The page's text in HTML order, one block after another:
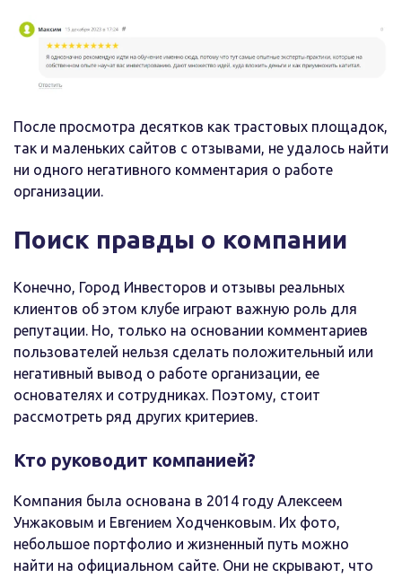
После просмотра десятков как трастовых площадок,
так и маленьких сайтов с отзывами, не удалось найти
ни одного негативного комментария о работе
организации.
Поиск правды о компании
Конечно, Город Инвесторов и отзывы реальных
клиентов об этом клубе играют важную роль для
репутации. Но, только на основании комментариев
пользователей нельзя сделать положительный или
негативный вывод о работе организации, ее
основателях и сотрудниках. Поэтому, стоит
рассмотреть ряд других критериев.
Кто руководит компанией?
Компания была основана в 2014 году Алексеем
Унжаковым и Евгением Ходченковым. Их фото,
небольшое портфолио и жизненный путь можно
найти на официальном сайте. Они не скрывают, что